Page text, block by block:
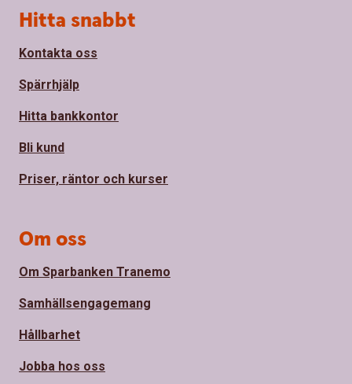
Sidfot
Hitta snabbt
Kontakta oss
Spärrhjälp
Hitta bankkontor
Bli kund
Priser, räntor och kurser
Om oss
Om Sparbanken Tranemo
Samhällsengagemang
Hållbarhet
Jobba hos oss